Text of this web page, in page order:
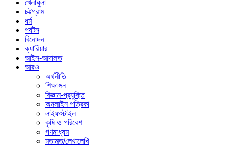
খেলাধুলা
চট্টগ্রাম
ধর্ম
পর্যটন
বিনোদন
ক্যারিয়ার
আইন-আদালত
আরও
অর্থনীতি
শিক্ষাঙ্গন
বিজ্ঞান-প্রযুক্তি
অনলাইন পত্রিকা
লাইফস্টাইল
কৃষি ও পরিবেশ
গণমাধ্যম
মতামত/লেখালেখি